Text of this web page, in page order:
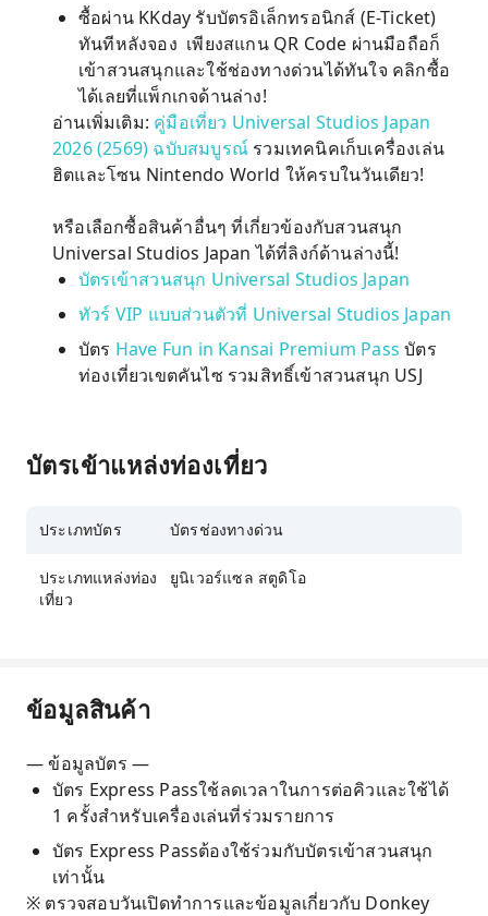
ซื้อผ่าน KKday รับบัตรอิเล็กทรอนิกส์ (E-Ticket)
ทันทีหลังจอง เพียงสแกน QR Code ผ่านมือถือก็
เข้าสวนสนุกและใช้ช่องทางด่วนได้ทันใจ คลิกซื้อ
ได้เลยที่แพ็กเกจด้านล่าง!
อ่านเพิ่มเติม: คู่มือเที่ยว Universal Studios Japan
2026 (2569) ฉบับสมบูรณ์ รวมเทคนิคเก็บเครื่องเล่น
ฮิตและโซน Nintendo World ให้ครบในวันเดียว!
หรือเลือกซื้อสินค้าอื่นๆ ที่เกี่ยวข้องกับสวนสนุก
Universal Studios Japan ได้ที่ลิงก์ด้านล่างนี้!
บัตรเข้าสวนสนุก Universal Studios Japan
ทัวร์ VIP แบบส่วนตัวที่ Universal Studios Japan
บัตร Have Fun in Kansai Premium Pass บัตร
ท่องเที่ยวเขตคันไซ รวมสิทธิ์เข้าสวนสนุก USJ
บัตรเข้าแหล่งท่องเที่ยว
ประเภทบัตร บัตรช่องทางด่วน
ประเภทแหล่งท่อง
เที่ยว
ยูนิเวอร์แซล สตูดิโอ
ข้อมูลสินค้า
— ข้อมูลบัตร —
บัตร Express Passใช้ลดเวลาในการต่อคิวและใช้ได้
1 ครั้งสำหรับเครื่องเล่นที่ร่วมรายการ
บัตร Express Passต้องใช้ร่วมกับบัตรเข้าสวนสนุก
เท่านั้น
※ ตรวจสอบวันเปิดทำการและข้อมูลเกี่ยวกับ Donkey